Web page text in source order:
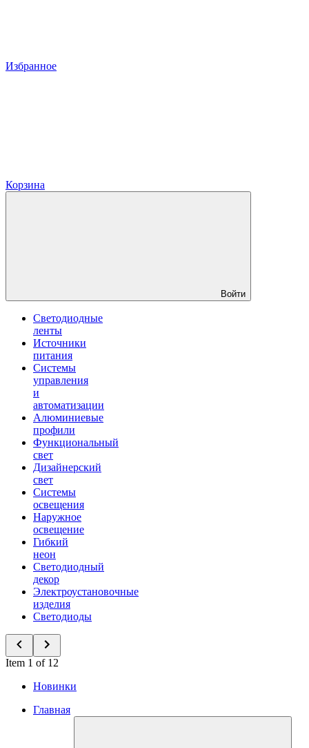
Избранное
Корзина
Войти
Светодиодные
ленты
Источники
питания
Системы
управления
и
автоматизации
Алюминиевые
профили
Функциональный
свет
Дизайнерский
свет
Системы
освещения
Наружное
освещение
Гибкий
неон
Светодиодный
декор
Электроустановочные
изделия
Светодиоды
Item 1 of 12
Новинки
Главная